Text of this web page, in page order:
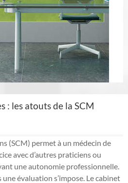
: les atouts de la SCM
(SCM) permet à un médecin de
avec d’autres praticiens ou
une autonomie professionnelle.
évaluation s’impose. Le cabinet